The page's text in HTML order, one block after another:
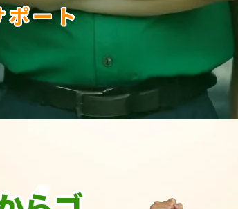
ポート